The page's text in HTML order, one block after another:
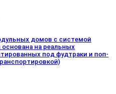
домов с системой
на реальных
под фудтраки и поп-